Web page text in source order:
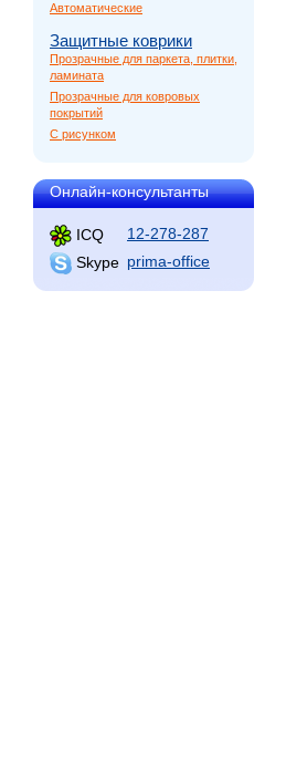
Автоматические
Защитные коврики
Прозрачные для паркета, плитки,
ламината
Прозрачные для ковровых
покрытий
С рисунком
Онлайн-консультанты
ICQ
12-278-287
Skype prima-office